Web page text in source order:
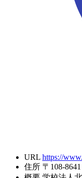
URL https://
住所 〒108-